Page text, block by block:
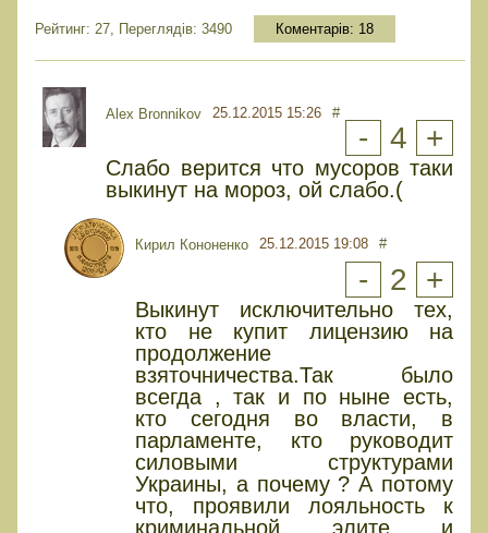
Рейтинг: 27, Переглядів: 3490 Коментарів: 18
Alex Bronnikov 25.12.2015 15:26 #
- 4 +
Слабо верится что мусоров таки
выкинут на мороз, ой слабо.(
Кирил Кононенко 25.12.2015 19:08 #
- 2 +
Выкинут исключительно тех,
кто не купит лицензию на
продолжение
взяточничества.Так было
всегда , так и по ныне есть,
кто сегодня во власти, в
парламенте, кто руководит
силовыми структурами
Украины, а почему ? А потому
что, проявили лояльность к
криминальной элите и